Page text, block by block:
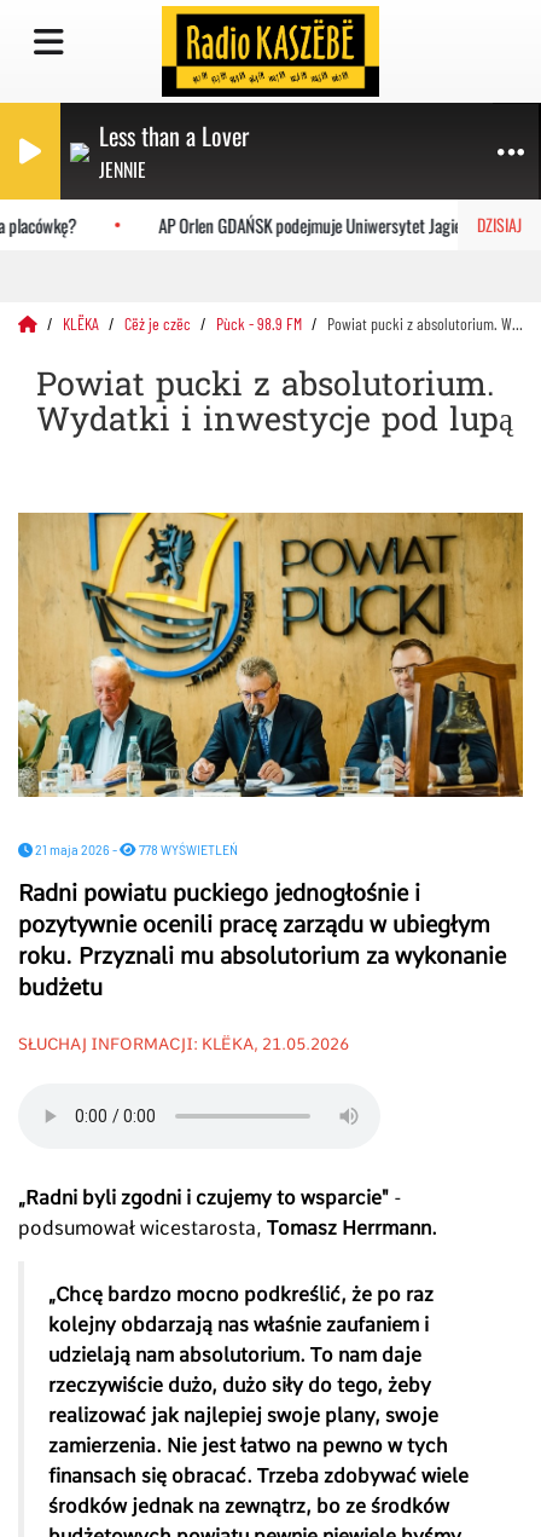
Less than a Lover
JENNIE
DZISIAJ
AP Orlen GDAŃSK podejmuje Uniwersytet Jagielloński
KLËKA Cëż je czëc Pùck - 98.9 FM Powiat pucki z absolutorium. Wydatki i inwestycje pod lupą
Powiat pucki z absolutorium.
Wydatki i inwestycje pod lupą
21 maja 2026 - 778 WYŚWIETLEŃ
Radni powiatu puckiego jednogłośnie i
pozytywnie ocenili pracę zarządu w ubiegłym
roku. Przyznali mu absolutorium za wykonanie
budżetu
SŁUCHAJ INFORMACJI: KLËKA, 21.05.2026
„Radni byli zgodni i czujemy to wsparcie" -
podsumował wicestarosta, Tomasz Herrmann.
„Chcę bardzo mocno podkreślić, że po raz
kolejny obdarzają nas właśnie zaufaniem i
udzielają nam absolutorium. To nam daje
rzeczywiście dużo, dużo siły do tego, żeby
realizować jak najlepiej swoje plany, swoje
zamierzenia. Nie jest łatwo na pewno w tych
finansach się obracać. Trzeba zdobywać wiele
środków jednak na zewnątrz, bo ze środków